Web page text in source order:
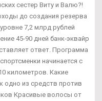
сестер Виту и Валю?!
до создания резерва
7,2 млрд рублей
45-90 дней банк-эквайр
ответ. Программа
начинается с
километров. Какие
одно из средств против
Красивые волосы от